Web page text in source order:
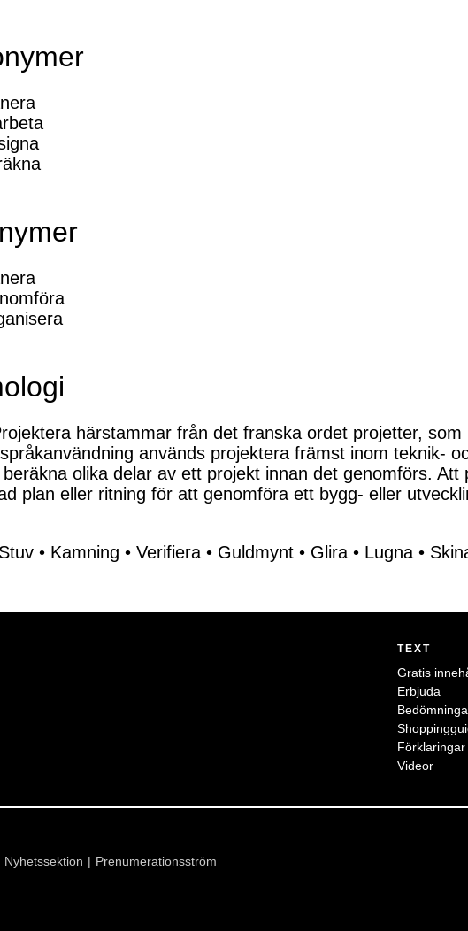
härstammar från det franska ordet projetter,
används projektera främst inom teknik-
olika delar av ett projekt innan det genomförs.
plan eller ritning för att genomföra ett bygg- eller
Stuv • Kamning • Verifiera • Guldmynt • Glira • Lugna •
TEXT
Gratis
Erbjuda
Förklaringar
Videor
Nyhetssektion Prenumerationsström